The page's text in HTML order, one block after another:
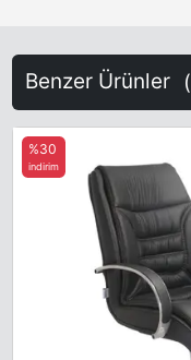
Benzer Ürünler (
%30
indirim